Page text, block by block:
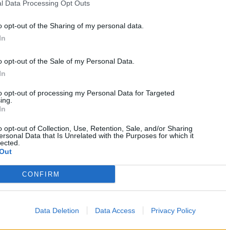
Data Processing Opt Outs
opt-out of the Sharing of my personal data.
opt-out of the Sale of my Personal Data.
opt-out of processing my Personal Data for Targeted
opt-out of Collection, Use, Retention, Sale, and/or Sharing
Data that Is Unrelated with the Purposes for which it
CONFIRM
Data Deletion Data Access Privacy Policy
à proposta de fixação da taxa de
aos prédios urbanos; e de alteração ao
do Município de Anadia, são outros dos
um Presidente de Junta de Freguesia que, em
irá integrar o Conselho Municipal de
período para a intervenção do público.